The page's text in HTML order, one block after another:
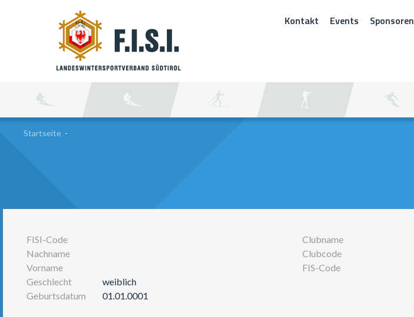
Kontakt Events Sponsoren
Startseite -
FISI-Code
Nachname
Vorname
Geschlecht
weiblich
Geburtsdatum
01.01.0001
Clubname
Clubcode
FIS-Code